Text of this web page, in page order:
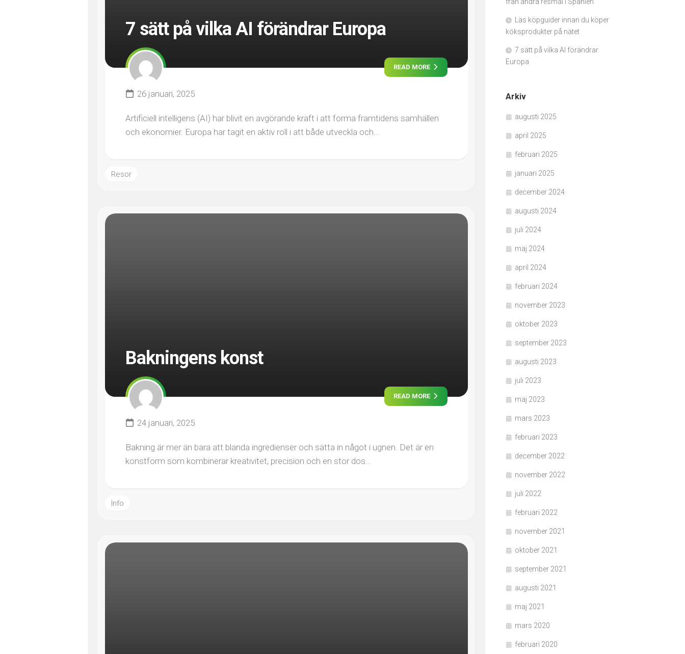
7 sätt på vilka AI förändrar Europa
READ MORE
26 januari, 2025
Artificiell intelligens (AI) har blivit en avgörande kraft i att forma framtidens samhällen
och ekonomier. Europa har tagit en aktiv roll i att både utveckla och...
Resor
Bakningens konst
READ MORE
24 januari, 2025
Bakning är mer än bara att blanda ingredienser och sätta in något i ugnen. Det är en
konstform som kombinerar kreativitet, precision och en stor dos...
Info
Läs köpguider innan du köper
köksprodukter på nätet
7 sätt på vilka AI förändrar
Europa
Arkiv
augusti 2025
april 2025
februari 2025
januari 2025
december 2024
augusti 2024
juli 2024
maj 2024
april 2024
februari 2024
november 2023
oktober 2023
september 2023
augusti 2023
juli 2023
maj 2023
mars 2023
februari 2023
december 2022
november 2022
juli 2022
februari 2022
november 2021
oktober 2021
september 2021
augusti 2021
maj 2021
mars 2020
februari 2020